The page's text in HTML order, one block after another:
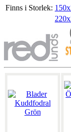
Finns i Storlek: